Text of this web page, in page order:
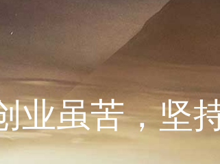
业虽苦，坚